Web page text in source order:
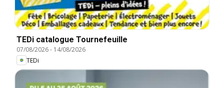
TEDi catalogue Tournefeuille
07/08/2026- 14/08/2026
TEDi